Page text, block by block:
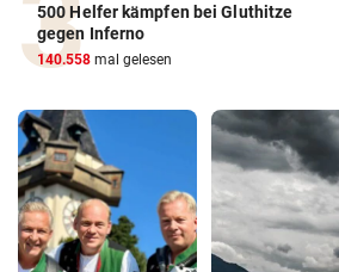
500 Helfer kämpfen bei Gluthitze
gegen Inferno
140.558 mal gelesen